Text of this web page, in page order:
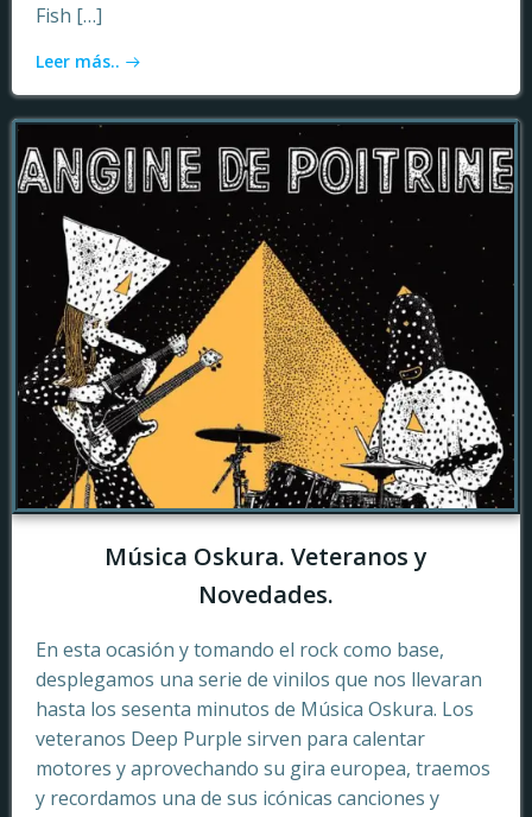
Fish […]
Leer más..
Música Oskura. Veteranos y
Novedades.
En esta ocasión y tomando el rock como base,
desplegamos una serie de vinilos que nos llevaran
hasta los sesenta minutos de Música Oskura. Los
veteranos Deep Purple sirven para calentar
motores y aprovechando su gira europea, traemos
y recordamos una de sus icónicas canciones y